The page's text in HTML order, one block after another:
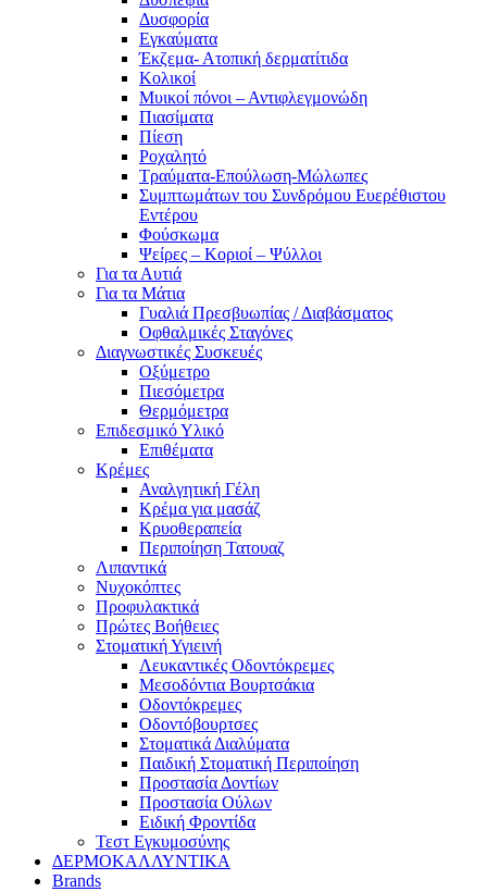
Δυσφορία
Εγκαύματα
Έκζεμα- Ατοπική δερματίτιδα
Κολικοί
Μυικοί πόνοι – Αντιφλεγμονώδη
Πιασίματα
Πίεση
Ροχαλητό
Τραύματα-Επούλωση-Μώλωπες
Συμπτωμάτων του Συνδρόμου Ευερέθιστου
Εντέρου
Φούσκωμα
Ψείρες – Κοριοί – Ψύλλοι
Για τα Αυτιά
Για τα Μάτια
Γυαλιά Πρεσβυωπίας / Διαβάσματος
Οφθαλμικές Σταγόνες
Διαγνωστικές Συσκευές
Οξύμετρο
Πιεσόμετρα
Θερμόμετρα
Επιδεσμικό Υλικό
Επιθέματα
Κρέμες
Αναλγητική Γέλη
Κρέμα για μασάζ
Κρυοθεραπεία
Περιποίηση Τατουαζ
Λιπαντικά
Νυχοκόπτες
Προφυλακτικά
Πρώτες Βοήθειες
Στοματική Υγιεινή
Λευκαντικές Οδοντόκρεμες
Μεσοδόντια Βουρτσάκια
Οδοντόκρεμες
Οδοντόβουρτσες
Στοματικά Διαλύματα
Παιδική Στοματική Περιποίηση
Προστασία Δοντίων
Προστασία Ούλων
Ειδική Φροντίδα
Τεστ Εγκυμοσύνης
ΔΕΡΜΟΚΑΛΛΥΝΤΙΚΑ
Brands